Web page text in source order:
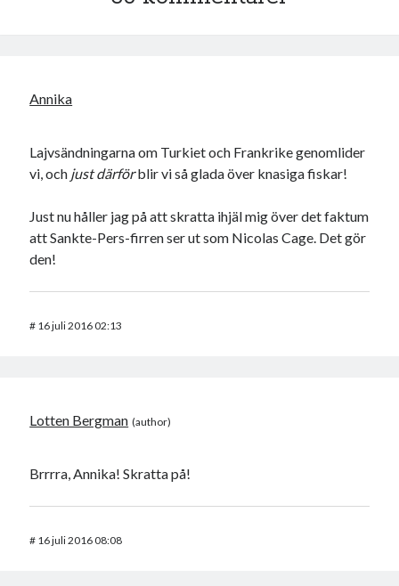
Swish: 070-8885542
Annika
Lajvsändningarna om Turkiet och Frankrike genomlider
vi, och just därförblir vi så glada över knasiga fiskar!
Just nu håller jag på att skratta ihjäl mig över det faktum
att Sankte-Pers-firren ser ut som Nicolas Cage. Det gör
den!
# 16 juli 2016 02:13
Lotten Bergman
Brrrra, Annika! Skratta på!
# 16 juli 2016 08:08